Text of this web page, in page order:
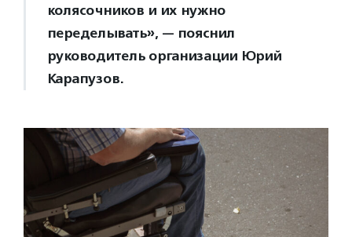
колясочников и их нужно
переделывать», — пояснил
руководитель организации Юрий
Карапузов.